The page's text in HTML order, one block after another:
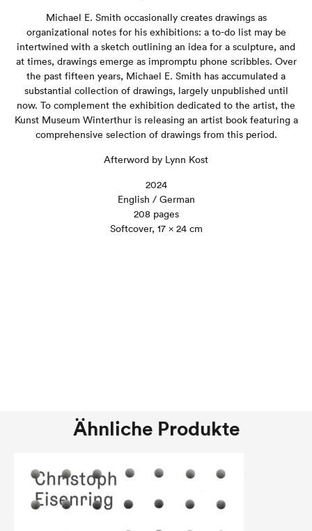
Michael E. Smith occasionally creates drawings as
organizational notes for his exhibitions: a to-do list may be
intertwined with a sketch outlining an idea for a sculpture, and
at times, drawings emerge as impromptu phone scribbles. Over
the past fifteen years, Michael E. Smith has accumulated a
substantial collection of drawings, largely unpublished until
now. To complement the exhibition dedicated to the artist, the
Kunst Museum Winterthur is releasing an artist book featuring a
comprehensive selection of drawings from this period.
Afterword by Lynn Kost
2024
English / German
208 pages
Softcover, 17 × 24 cm
Ähnliche Produkte